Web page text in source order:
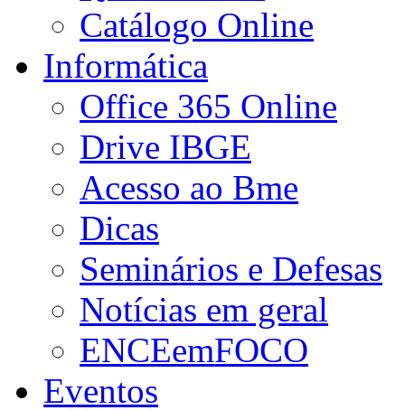
Catálogo Online
Informática
Office 365 Online
Drive IBGE
Acesso ao Bme
Dicas
Seminários e Defesas
Notícias em geral
ENCEemFOCO
Eventos